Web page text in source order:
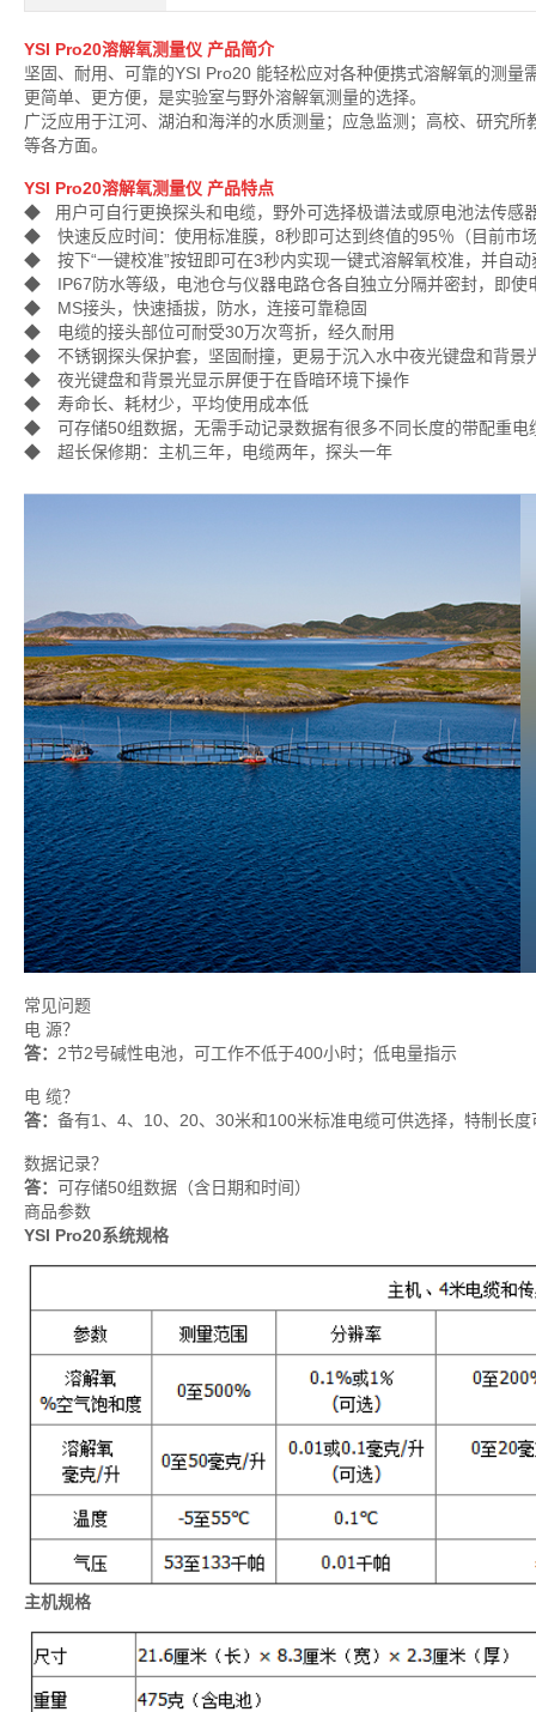
YSI Pro20溶解氧测量仪 产品简介
坚固、耐用、可靠的YSI Pro20 能轻松应对各种便携式溶解氧的测
更简单、更方便，是实验室与野外溶解氧测量的选择。
广泛应用于江河、湖泊和海洋的水质测量；应急监测；高校、研究
等各方面。
YSI Pro20溶解氧测量仪 产品特点
◆ 用户可自行更换探头和电缆，野外可选择极谱法或原电池法传感
◆ 快速反应时间：使用标准膜，8秒即可达到终值的95％（目前市
◆ 按下“一键校准”按钮即可在3秒内实现一键式溶解氧校准，并自动
◆ IP67防水等级，电池仓与仪器电路仓各自独立分隔并密封，即使
◆ MS接头，快速插拔，防水，连接可靠稳固
◆ 电缆的接头部位可耐受30万次弯折，经久耐用
◆ 不锈钢探头保护套，坚固耐撞，更易于沉入水中夜光键盘和背景
◆ 夜光键盘和背景光显示屏便于在昏暗环境下操作
◆ 寿命长、耗材少，平均使用成本低
◆ 可存储50组数据，无需手动记录数据有很多不同长度的带配重电
◆ 超长保修期：主机三年，电缆两年，探头一年
常见问题
电 源？
答： 2节2号碱性电池，可工作不低于400小时；低电量指示
电 缆？
答： 备有1、4、10、20、30米和100米标准电缆可供选择，特制长
数据记录？
答： 可存储50组数据（含日期和时间）
商品参数
YSI Pro20系统规格
主机规格